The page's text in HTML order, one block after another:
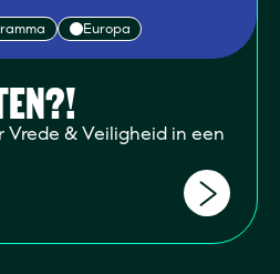
Europa
Vrede & Veiligheid in een